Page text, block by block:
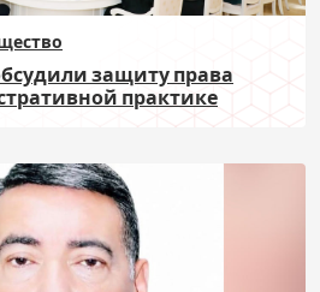
защиту права
практике